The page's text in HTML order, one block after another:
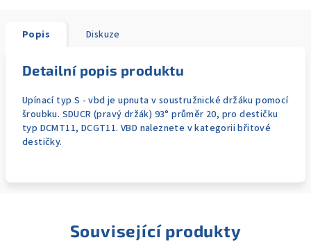
Popis Diskuze
Detailní popis produktu
Upínací typ S - vbd je upnuta v soustružnické držáku pomocí
šroubku. SDUCR (pravý držák) 93° průměr 20, pro destičku
typ DCMT11, DCGT11. VBD naleznete v kategorii břitové
destičky.
Související produkty